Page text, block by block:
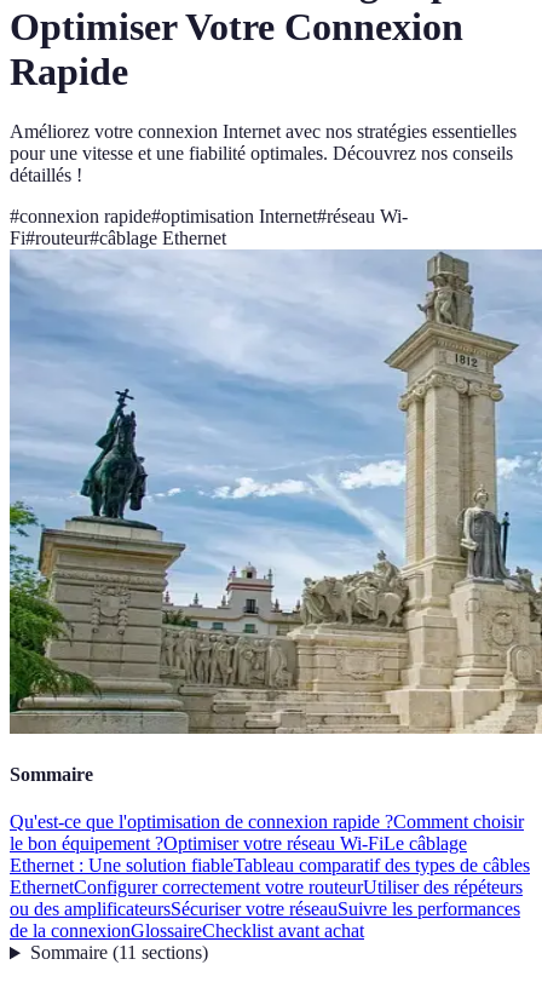
Optimiser Votre Connexion
Rapide
Améliorez votre connexion Internet avec nos stratégies essentielles
pour une vitesse et une fiabilité optimales. Découvrez nos conseils
détaillés !
#connexion rapide#optimisation Internet#réseau Wi-
Fi#routeur#câblage Ethernet
Sommaire
Qu'est-ce que l'optimisation de connexion rapide ?Comment choisir
le bon équipement ?Optimiser votre réseau Wi-FiLe câblage
Ethernet : Une solution fiableTableau comparatif des types de câbles
EthernetConfigurer correctement votre routeurUtiliser des répéteurs
ou des amplificateursSécuriser votre réseauSuivre les performances
de la connexionGlossaireChecklist avant achat
Sommaire(11 sections)